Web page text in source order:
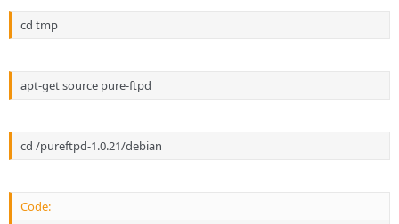
cd tmp
apt-get source pure-ftpd
cd /pureftpd-1.0.21/debian
Code: